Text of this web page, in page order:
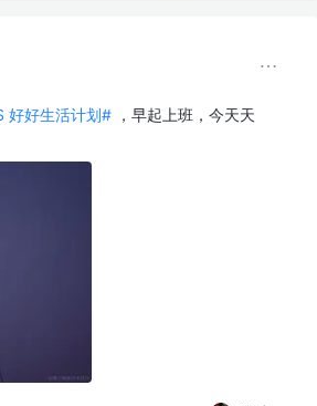
好好生活计划# ，早起上班，今天天